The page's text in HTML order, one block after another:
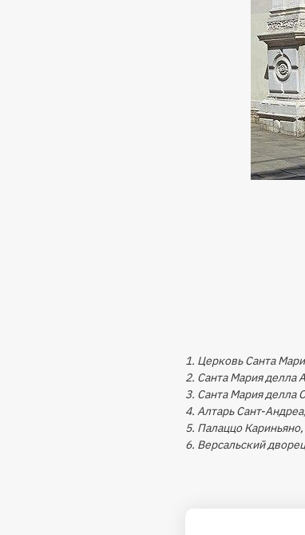
1. Церковь Санта
2. Санта Мария делла
3. Санта Мария делла
4. Алтарь Сант-
5. Палаццо
6. Версальский